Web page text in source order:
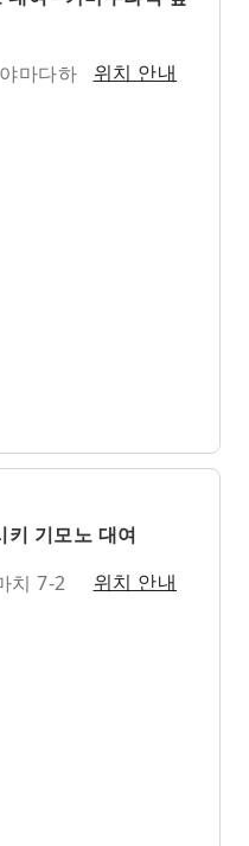
마다하
위치 안내
기모노 대여
치 7-2 위치 안내